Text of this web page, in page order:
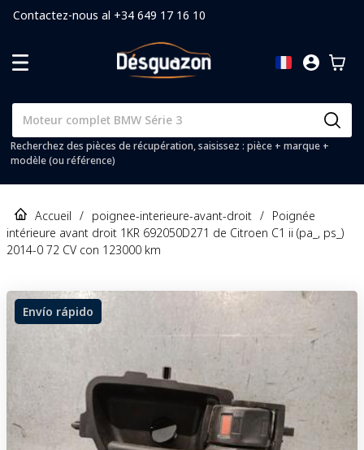
Contactez-nous al +34 649 17 16 10
Recherchez des pièces de récupération, saisissez : pièce + marque +
modèle (ou référence)
Accueil / poignee-interieure-avant-droit / Poignée
intérieure avant droit 1KR 692050D271 de Citroen C1 ii (pa_, ps_)
2014-0 72 CV con 123000 km
Envío rápido